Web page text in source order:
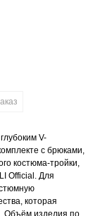
V-
с брюками,
костюма-тройки,
Official. Для
которая